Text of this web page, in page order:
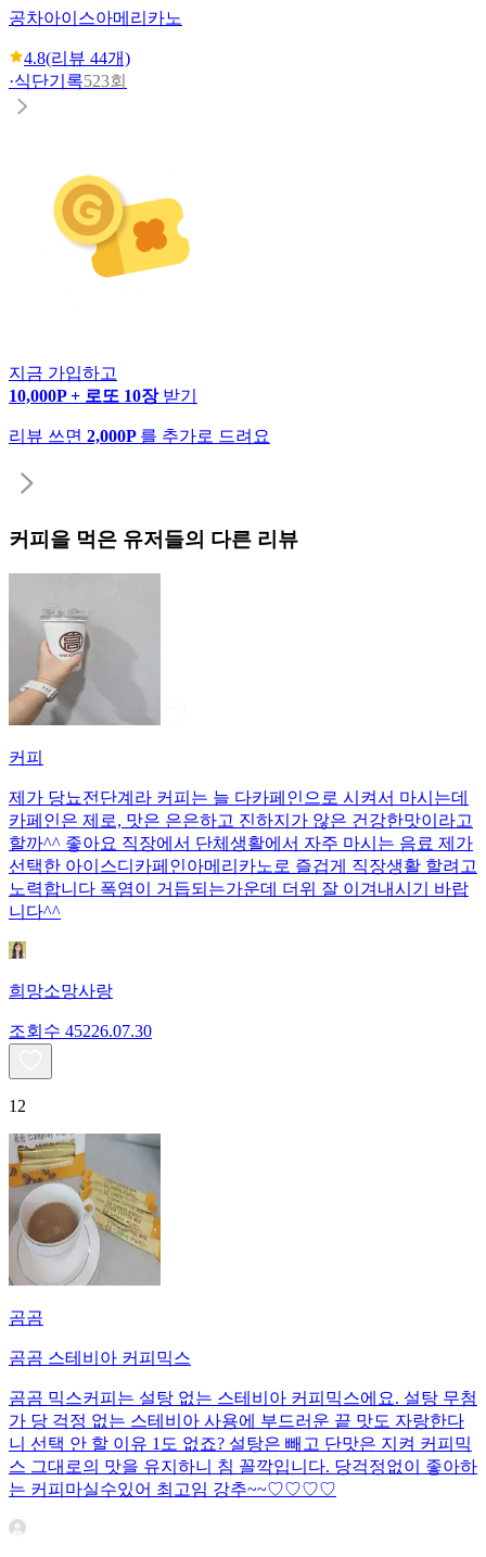
공차아이스아메리카노
4.8(리뷰 44개)
·식단기록523회
지금 가입하고
10,000P + 로또 10장 받기
리뷰 쓰면 2,000P 를 추가로 드려요
커피 을 먹은 유저들의 다른 리뷰
커피
제가 당뇨전단계라 커피는 늘 다카페인으로 시켜서 마시는데
카페인은 제로, 맛은 은은하고 진하지가 않은 건강한맛이라고
할까^^ 좋아요 직장에서 단체생활에서 자주 마시는 음료 제가
선택한 아이스디카페인아메리카노로 즐겁게 직장생활 할려고
노력합니다 폭염이 거듭되는가운데 더위 잘 이겨내시기 바랍
니다^^
희망소망사랑
조회수 45226.07.30
12
곰곰
곰곰 스테비아 커피믹스
곰곰 믹스커피는 설탕 없는 스테비아 커피믹스에요. 설탕 무첨
가 당 걱정 없는 스테비아 사용에 부드러운 끝 맛도 자랑한다
니 선택 안 할 이유 1도 없죠? 설탕은 빼고 단맛은 지켜 커피믹
스 그대로의 맛을 유지하니 침 꼴깍입니다. 당걱정없이 좋아하
는 커피마실수있어 최고임 강추~~♡♡♡♡